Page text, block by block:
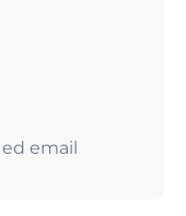
email